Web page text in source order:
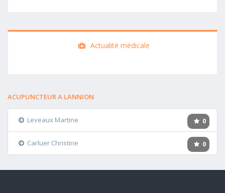
Actualité médicale
ACUPUNCTEUR A LANNION
0
Leveaux Martine
0
Carluer Christine